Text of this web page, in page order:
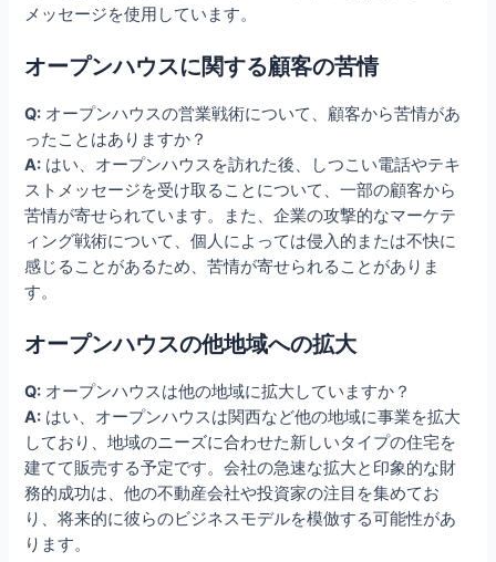
メッセージを使用しています。
オープンハウスに関する顧客の苦情
Q: オープンハウスの営業戦術について、顧客から苦情があ
ったことはありますか？
A: はい、オープンハウスを訪れた後、しつこい電話やテキ
ストメッセージを受け取ることについて、一部の顧客から
苦情が寄せられています。また、企業の攻撃的なマーケテ
ィング戦術について、個人によっては侵入的または不快に
感じることがあるため、苦情が寄せられることがありま
す。
オープンハウスの他地域への拡大
Q: オープンハウスは他の地域に拡大していますか？
A: はい、オープンハウスは関西など他の地域に事業を拡大
しており、地域のニーズに合わせた新しいタイプの住宅を
建てて販売する予定です。会社の急速な拡大と印象的な財
務的成功は、他の不動産会社や投資家の注目を集めてお
り、将来的に彼らのビジネスモデルを模倣する可能性があ
ります。